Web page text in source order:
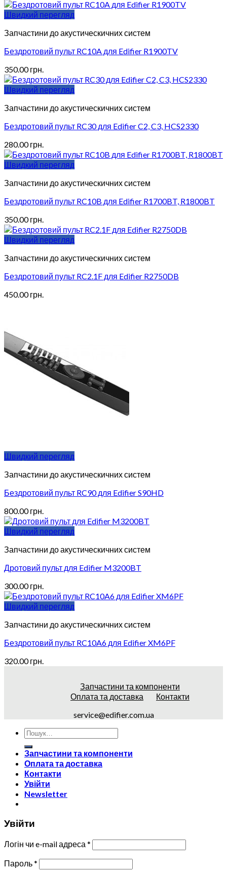
Швидкий перегляд
Запчастини до акустическичних систем
Бездротовий пульт RC10A для Edifier R1900TV
350.00грн.
Швидкий перегляд
Запчастини до акустическичних систем
Бездротовий пульт RC30 для Edifier C2, C3, HCS2330
280.00грн.
Швидкий перегляд
Запчастини до акустическичних систем
Бездротовий пульт RC10B для Edifier R1700BT, R1800BT
350.00грн.
Швидкий перегляд
Запчастини до акустическичних систем
Бездротовий пульт RC2.1F для Edifier R2750DB
450.00грн.
Швидкий перегляд
Запчастини до акустическичних систем
Бездротовий пульт RC90 для Edifier S90HD
800.00грн.
Швидкий перегляд
Запчастини до акустическичних систем
Дротовий пульт для Edifier M3200BT
300.00грн.
Швидкий перегляд
Запчастини до акустическичних систем
Бездротовий пульт RC10A6 для Edifier XM6PF
320.00грн.
Запчастини та компоненти
Оплата та доставка
Контакти
service@edifier.com.ua
Запчастини та компоненти
Оплата та доставка
Контакти
Увійти
Newsletter
Увійти
Логін чи e-mail адреса *
Пароль*